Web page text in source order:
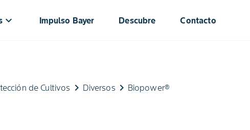
keyboard_arrow_down Impulso Bayer Descubre Contacto
de Cultivos keyboard_arrow_right Diversos keyboard_arrow_right Biopower®